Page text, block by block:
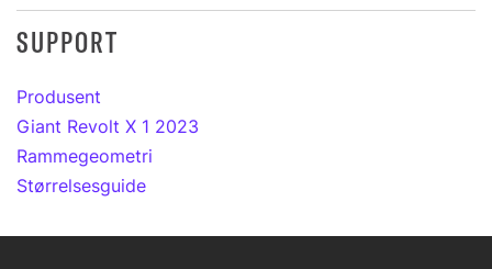
SUPPORT
Produsent
Giant Revolt X 1 2023
Rammegeometri
Størrelsesguide